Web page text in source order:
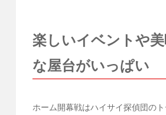
楽しいイベントや美
な屋台がいっぱい
ホーム開幕戦はハイサイ探偵団の